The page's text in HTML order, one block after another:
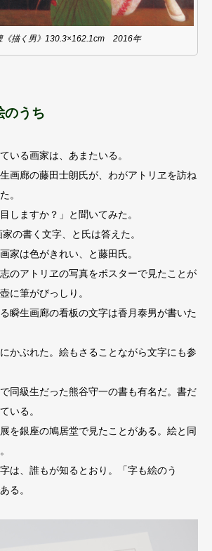
《描く男》130.3×162.1cm 2016年
のうち
いる画家は、あまたいる。
画廊の藤田士朗氏が、わがアトリヱを訪ね
。
しますか？」と聞いてみた。
の書く文字、と氏は答えた。
家は色がきれい、と藤田氏。
のアトリヱの写真をポスターで見たことが
に筆がびっしり。
瞬生画廊の看板の文字は香月泰男が書いた
かぶれた。絵もさることながら文字にも参
同級生だった熊谷守一の書も有名だ。書だ
いる。
を銀座の鳩居堂で見たことがある。絵と同
は、誰もが知るとおり。「字も絵のう
る。